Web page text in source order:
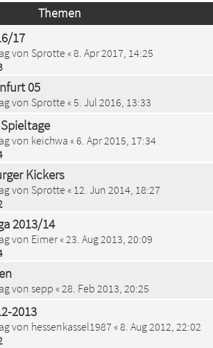
Themen
17
von Sprotte «8. Apr 2017, 14:25
05
von Sprotte «5. Jul 2016, 13:33
von keichwa «6. Apr 2015, 17:34
Kickers
von Sprotte « 12. Jun 2014, 18:27
2013/14
von Eimer« 23. Aug 2013, 20:09
von sepp « 28. Feb 2013, 20:25
2013
von hessenkassel1987 «8. Aug 2012, 22:02